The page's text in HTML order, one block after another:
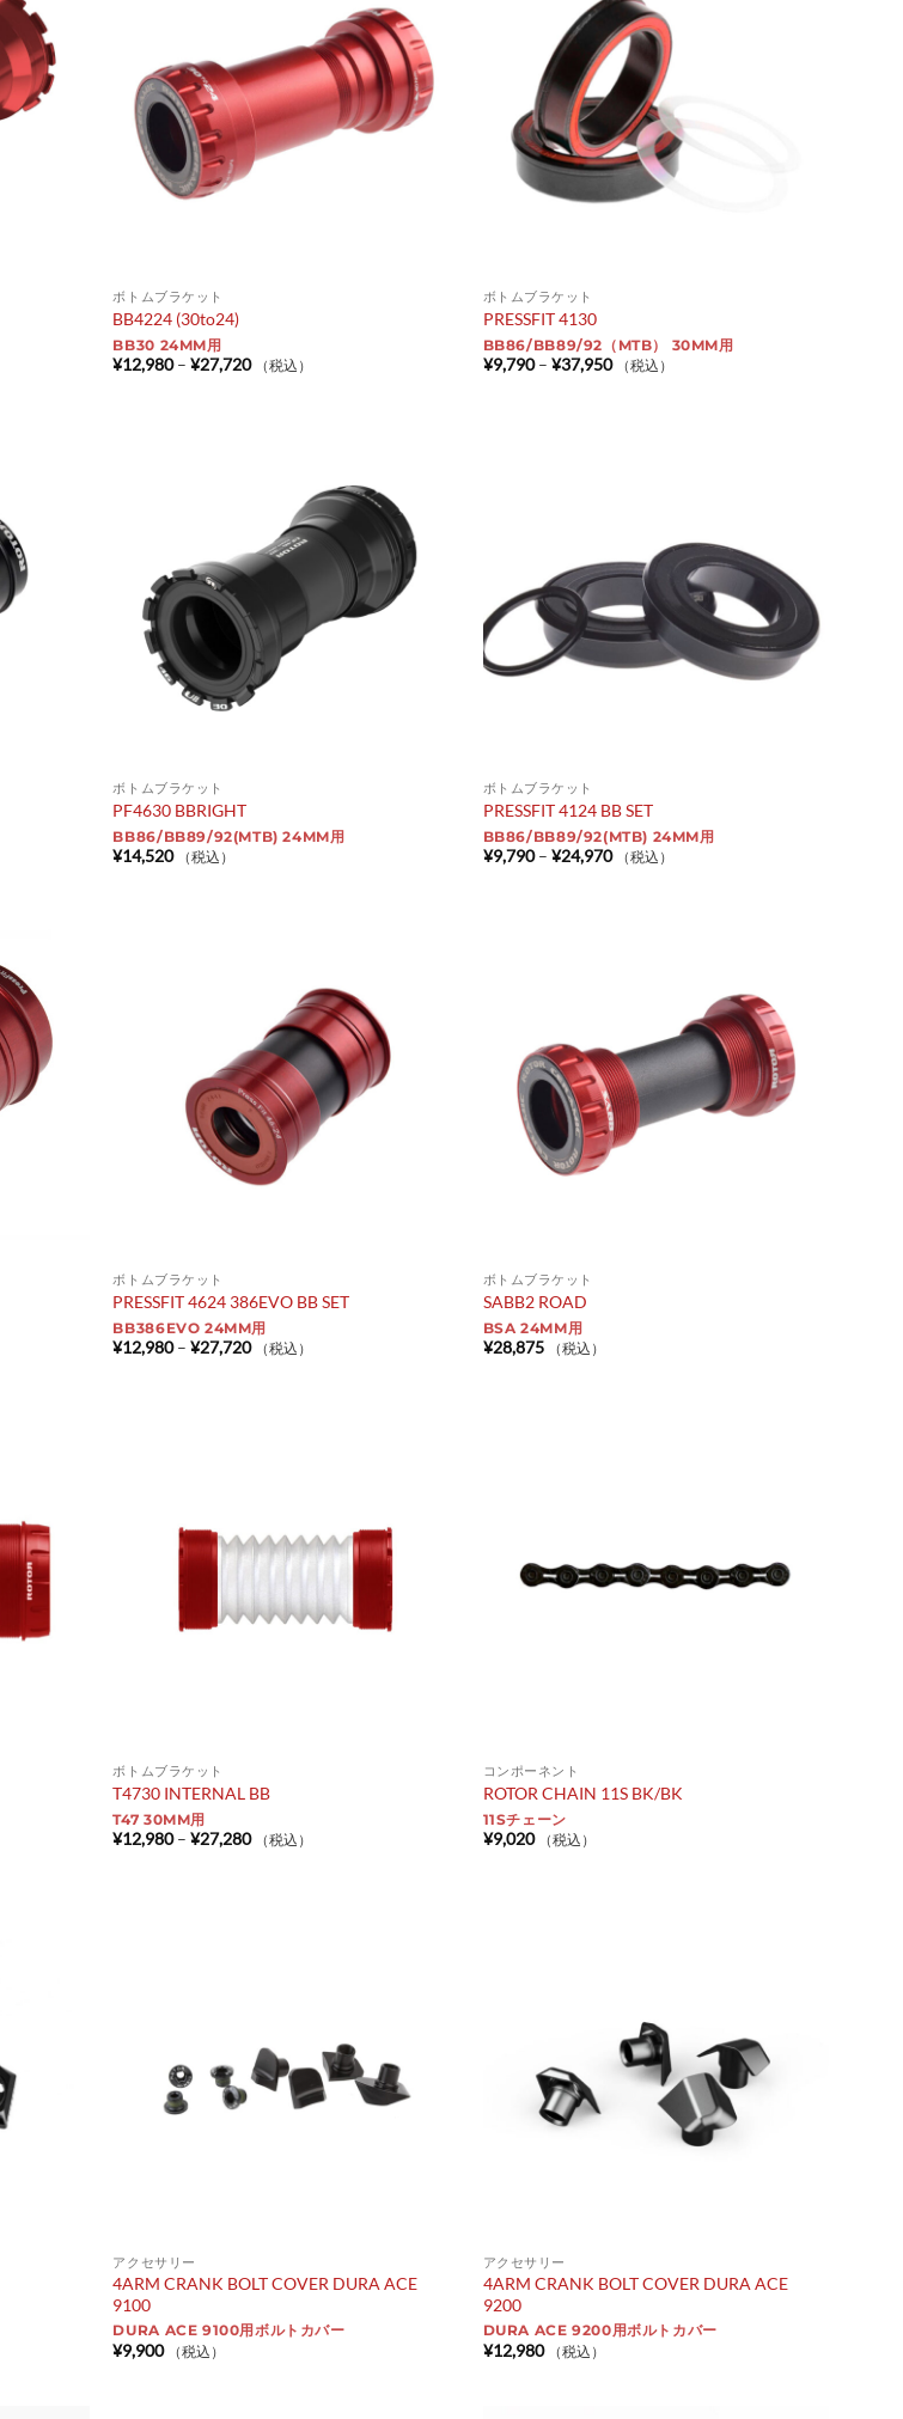
ボトムブラケット
BB4224 (30to24)
BB30 24MM用
¥12,980 –¥27,720価
格
（税込）
ボトムブラケット
PRESSFIT 4130
BB86/BB89/92（MTB） 30MM用
¥9,790 – ¥37,950価
格
（税込）
ボトムブラケット
PF4630 BBRIGHT
BB86/BB89/92(MTB) 24MM用
¥14,520 （税込）
ボトムブラケット
PRESSFIT 4124 BB SET
BB86/BB89/92(MTB) 24MM用
¥9,790 – ¥24,970価
格
（税込）
ボトムブラケット
PRESSFIT 4624 386EVO BB SET
BB386EVO 24MM用
¥12,980 –¥27,720価
格
（税込）
ボトムブラケット
SABB2 ROAD
BSA 24MM用
¥28,875 （税込）
ボトムブラケット
T4730 INTERNAL BB
T47 30MM用
¥12,980 –¥27,280価
格
（税込）
コンポーネント
ROTOR CHAIN 11S BK/BK
11Sチェーン
¥9,020 （税込）
アクセサリー
4ARM CRANK BOLT COVER DURA ACE
9100
DURA ACE 9100用ボルトカバー
¥9,900 （税込）
アクセサリー
4ARM CRANK BOLT COVER DURA ACE
9200
DURA ACE 9200用ボルトカバー
¥12,980 （税込）